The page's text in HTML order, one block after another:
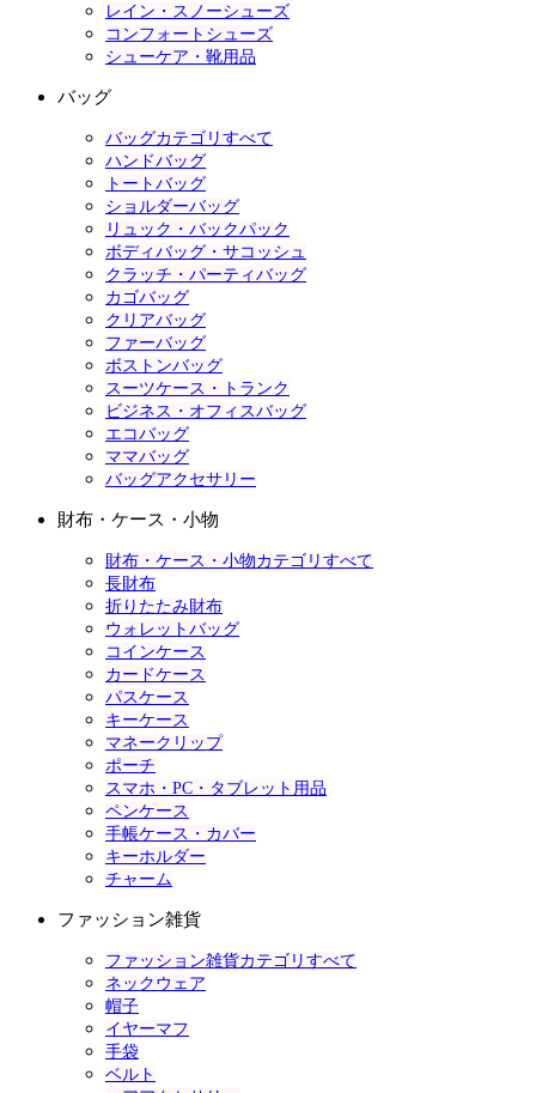
レイン・スノーシューズ
コンフォートシューズ
シューケア・靴用品
バッグ
バッグカテゴリすべて
ハンドバッグ
トートバッグ
ショルダーバッグ
リュック・バックパック
ボディバッグ・サコッシュ
クラッチ・パーティバッグ
カゴバッグ
クリアバッグ
ファーバッグ
ボストンバッグ
スーツケース・トランク
ビジネス・オフィスバッグ
エコバッグ
ママバッグ
バッグアクセサリー
財布・ケース・小物
財布・ケース・小物カテゴリすべて
長財布
折りたたみ財布
ウォレットバッグ
コインケース
カードケース
パスケース
キーケース
マネークリップ
ポーチ
スマホ・PC・タブレット用品
ペンケース
手帳ケース・カバー
キーホルダー
チャーム
ファッション雑貨
ファッション雑貨カテゴリすべて
ネックウェア
帽子
イヤーマフ
手袋
ベルト